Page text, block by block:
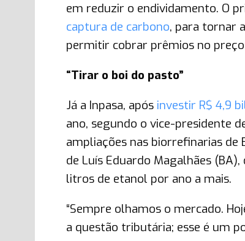
em reduzir o endividamento. O
captura de carbono, para tornar
permitir cobrar prêmios no
“Tirar o boi do pasto”
Já a Inpasa, após investir R$ 4,9
ano, segundo o vice-presidente
ampliações nas biorrefinarias de
de Luís Eduardo Magalhães
litros de etanol por ano a mais.
“Sempre olhamos o mercado.
a questão tributária; esse é um